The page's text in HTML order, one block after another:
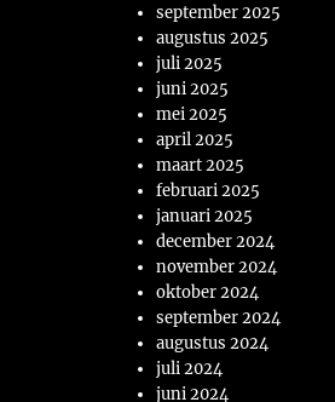
september 2025
augustus 2025
juli 2025
juni 2025
mei 2025
april 2025
maart 2025
februari 2025
januari 2025
december 2024
november 2024
oktober 2024
september 2024
augustus 2024
juli 2024
juni 2024